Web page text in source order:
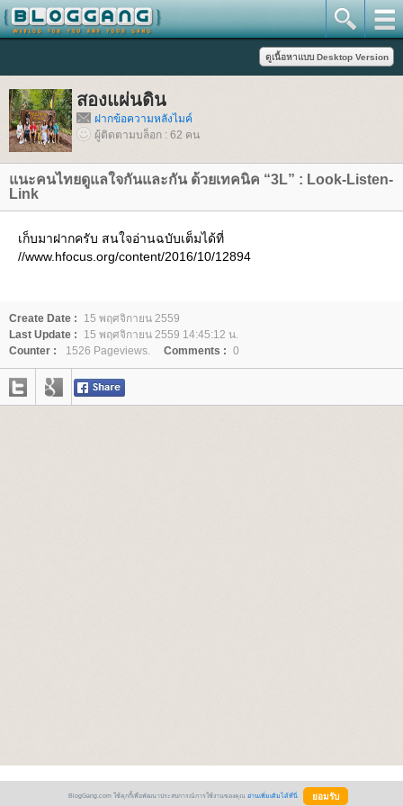
สองแผ่นดิน
ฝากข้อความหลังไมค์
ผู้ติดตามบล็อก : 62 คน
นะคนไทยดูแลใจกันและกัน ด้วยเทคนิค “3L” : Look-Listen-
Link
เก็บมาฝากครับ สนใจอ่านฉบับเต็มได้ที่
//www.hfocus.org/content/2016/10/12894
Create Date :
15 พฤศจิกายน 2559
Last Update :
15 พฤศจิกายน 2559 14:45:12 น.
Counter :
1526 Pageviews. Comments : 0
BlogGang.com ใช้คุกกี้เพื่อพัฒนาประสบการณ์การใช้งานของคุณ อ่านเพิ่มเติมได้ที่นี่